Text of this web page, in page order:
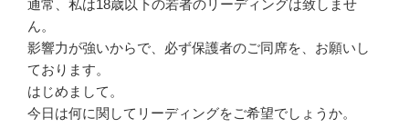
通常、私は18歳以下の若者のリーディングは致しませ
ん。
影響力が強いからで、必ず保護者のご同席を、お願いし
ております。
はじめまして。
今日は何に関してリーディングをご希望でしょうか。